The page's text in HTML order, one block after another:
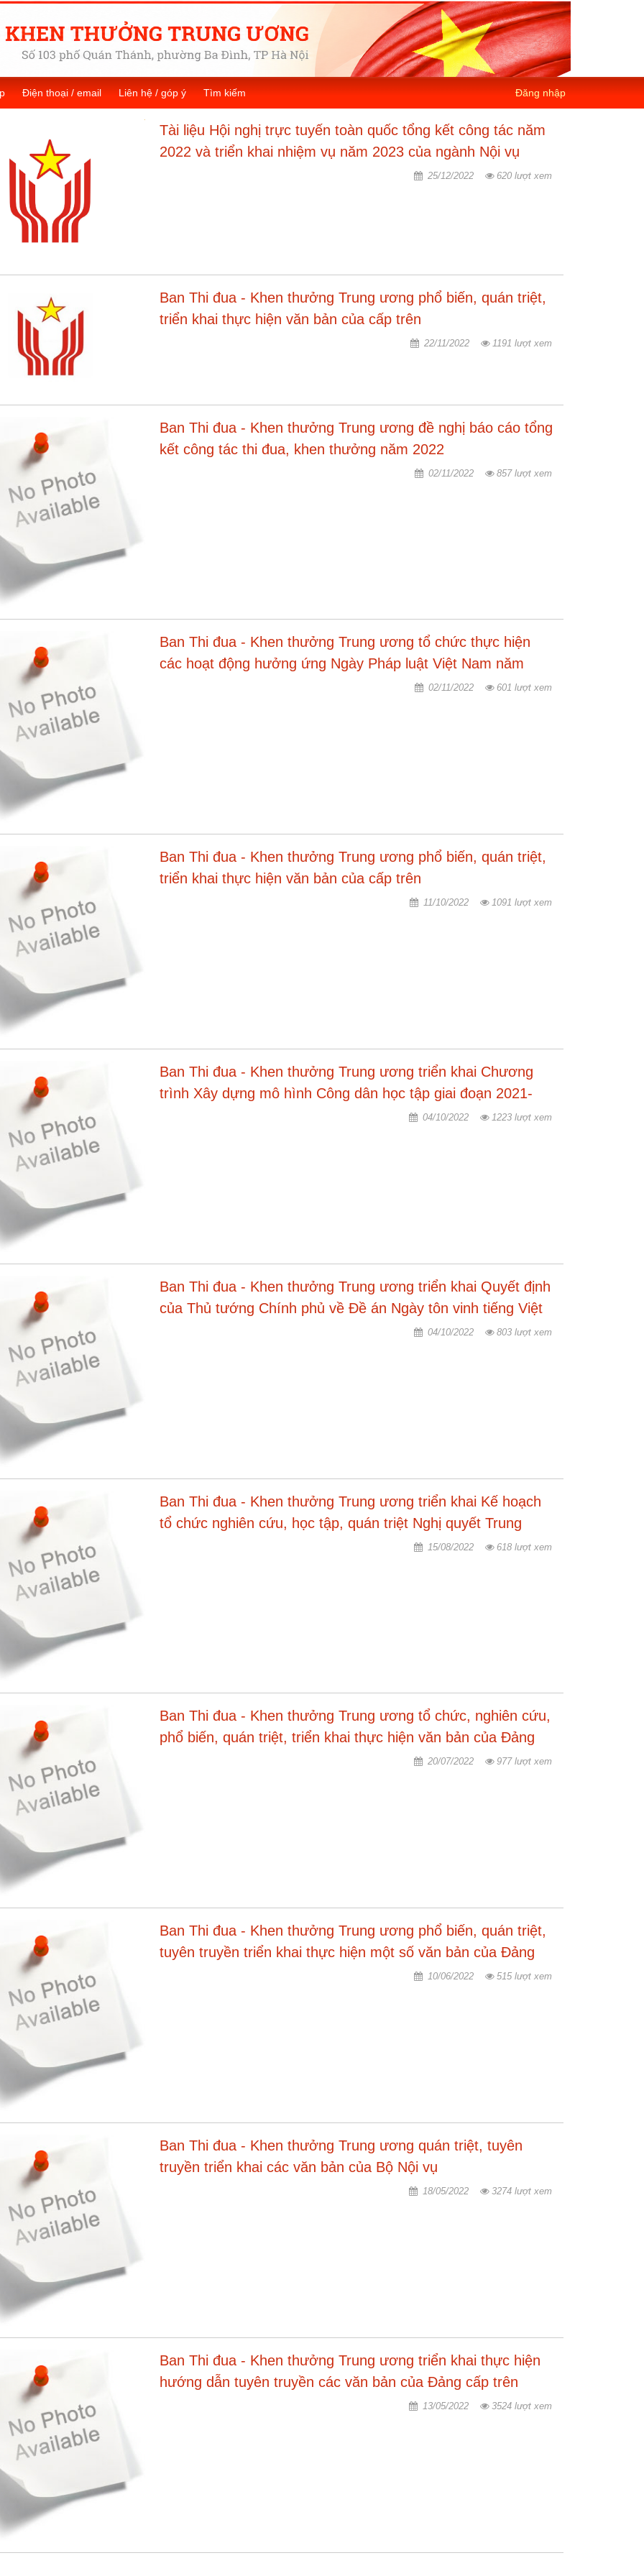
Điện thoại / email Liên hệ / góp ý Tìm kiếm Đăng nhập
Tài liệu Hội nghị trực tuyến toàn quốc tổng kết công tác năm
2022 và triển khai nhiệm vụ năm 2023 của ngành Nội vụ
25/12/2022 620 lượt xem
Ban Thi đua - Khen thưởng Trung ương phổ biến, quán triệt,
triển khai thực hiện văn bản của cấp trên
22/11/2022 1191 lượt xem
Ban Thi đua - Khen thưởng Trung ương đề nghị báo cáo tổng
kết công tác thi đua, khen thưởng năm 2022
02/11/2022 857 lượt xem
Ban Thi đua - Khen thưởng Trung ương tổ chức thực hiện
các hoạt động hưởng ứng Ngày Pháp luật Việt Nam năm
02/11/2022 601 lượt xem
Ban Thi đua - Khen thưởng Trung ương phổ biến, quán triệt,
triển khai thực hiện văn bản của cấp trên
11/10/2022 1091 lượt xem
Ban Thi đua - Khen thưởng Trung ương triển khai Chương
trình Xây dựng mô hình Công dân học tập giai đoạn 2021-
04/10/2022 1223 lượt xem
Ban Thi đua - Khen thưởng Trung ương triển khai Quyết định
của Thủ tướng Chính phủ về Đề án Ngày tôn vinh tiếng Việt
04/10/2022 803 lượt xem
Ban Thi đua - Khen thưởng Trung ương triển khai Kế hoạch
tổ chức nghiên cứu, học tập, quán triệt Nghị quyết Trung
15/08/2022 618 lượt xem
Ban Thi đua - Khen thưởng Trung ương tổ chức, nghiên cứu,
phổ biến, quán triệt, triển khai thực hiện văn bản của Đảng
20/07/2022 977 lượt xem
Ban Thi đua - Khen thưởng Trung ương phổ biến, quán triệt,
tuyên truyền triển khai thực hiện một số văn bản của Đảng
10/06/2022 515 lượt xem
Ban Thi đua - Khen thưởng Trung ương quán triệt, tuyên
truyền triển khai các văn bản của Bộ Nội vụ
18/05/2022 3274 lượt xem
Ban Thi đua - Khen thưởng Trung ương triển khai thực hiện
hướng dẫn tuyên truyền các văn bản của Đảng cấp trên
13/05/2022 3524 lượt xem